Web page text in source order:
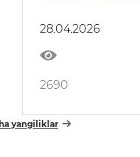
28.04.2026
2690
yangiliklar